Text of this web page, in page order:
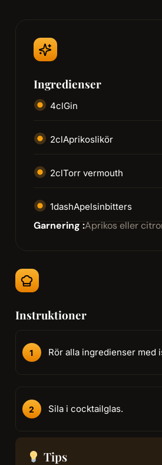
Ingredienser
4clGin
2clAprikoslikör
2clTorr vermouth
1dashApelsinbitters
Garnering :Aprikos eller
Instruktioner
Rör alla ingredienser med
Sila i cocktailglas.
Tips